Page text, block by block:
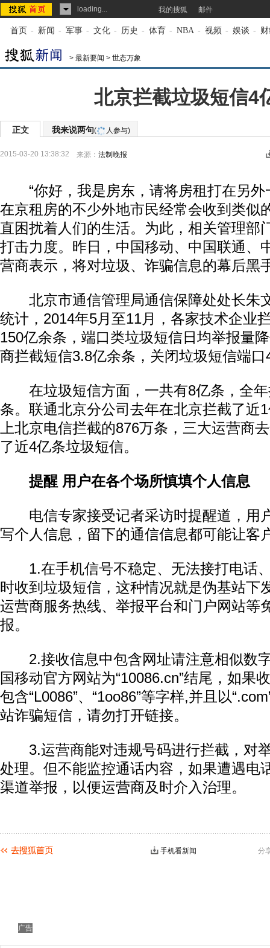
loading... 我的搜狐 邮件
首页 - 新闻 - 军事 - 文化 - 历史 - 体育 - NBA - 视频 - 娱谈 -
> 最新要闻 > 世态万象
北京拦截垃圾短信4
正文 我来说两句( 人参与)
2015-03-20 13:38:32 来源： 法制晚报
“你好，我是房东，请将房租打在另外
在京租房的不少外地市民经常会收到类似
直困扰着人们的生活。为此，相关管理部
打击力度。昨日，中国移动、中国联通、
营商表示，将对垃圾、诈骗信息的幕后黑
北京市通信管理局通信保障处处长朱
统计，2014年5月至11月，各家技术企业
150亿余条，端口类垃圾短信日均举报量
商拦截短信3.8亿余条，关闭垃圾短信端口
在垃圾短信方面，一共有8亿条，全年
条。联通北京分公司去年在北京拦截了近
上北京电信拦截的876万条，三大运营商
了近4亿条垃圾短信。
提醒 用户在各个场所慎填个人信息
电信专家接受记者采访时提醒道，用
写个人信息，留下的通信信息都可能让客
1.在手机信号不稳定、无法接打电话
时收到垃圾短信，这种情况就是伪基站下
运营商服务热线、举报平台和门户网站等
报。
2.接收信息中包含网址请注意相似数
国移动官方网站为“10086.cn”结尾，如果
包含“L0086”、“1oo86”等字样,并且以
站诈骗短信，请勿打开链接。
3.运营商能对违规号码进行拦截，对
处理。但不能监控通话内容，如果遭遇电
渠道举报，以便运营商及时介入治理。
分
手机看新闻
广告